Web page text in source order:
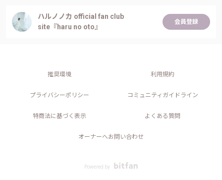
ハルノノカ official fan club
site『haru no oto』
会員登録
推奨環境 利用規約
プライバシーポリシー コミュニティガイドライン
特商法に基づく表示 よくある質問
オーナーへお問い合わせ
Powered by